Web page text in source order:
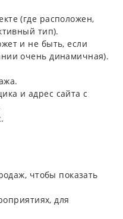
(где расположен,
тип).
и не быть, если
очень динамичная).
и адрес сайта с
чтобы показать
для